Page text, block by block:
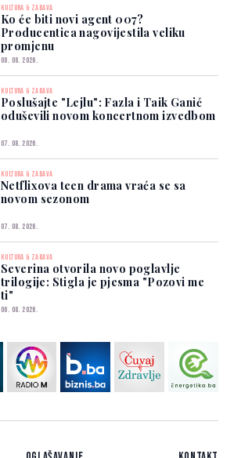
KULTURA & ZABAVA
Ko će biti novi agent 007?
Producentica nagovijestila veliku
promjenu
08. 08. 2026.
KULTURA & ZABAVA
Poslušajte "Lejlu": Fazla i Taik Ganić
oduševili novom koncertnom izvedbom
07. 08. 2026.
KULTURA & ZABAVA
Netflixova teen drama vraća se sa
novom sezonom
07. 08. 2026.
KULTURA & ZABAVA
Severina otvorila novo poglavlje
trilogije: Stigla je pjesma "Pozovi me
ti"
06. 08. 2026.